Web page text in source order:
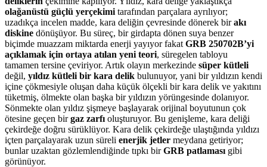
olağanüstü güçlü yerçekimi tarafından parçalara ayrılıyor;
uzadıkça incelen madde, kara deliğin çevresinde dönerek birakı
diskine dönüşüyor. Bu süreç, bir girdapta dönen suya benzer
biçimde muazzam miktarda enerji yayıyor fakat GRB 250702B’yi
açıklamak için ortaya atılan yeni teori, süregelen tabloyu
tamamen tersine çeviriyor. Artık olayın merkezinde süper kütleli
değil, yıldız kütleli bir kara delik bulunuyor, yani bir yıldızın kendi
içine çökmesiyle oluşan daha küçük ölçekli bir kara delik ve yakıtını
tüketmiş, ölmekte olan başka bir yıldızın yörüngesinde dolanıyor.
Sönmekte olan yıldız şişmeye başlayarak orijinal boyutunun çok
ötesine geçen birgaz zarfı oluşturuyor. Bu genişleme, kara deliği
çekirdeğe doğru sürüklüyor. Kara delik çekirdeğe ulaştığında yıldızı
içten parçalayarak uzun süreli enerjik jetler meydana getiriyor;
bunlar uzaktan gözlemlendiğinde tıpkı birGRB patlaması gibi
görünüyor.